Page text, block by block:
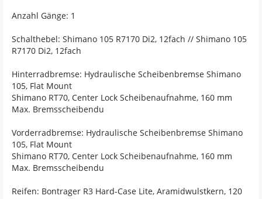
Anzahl Gänge: 1
Schalthebel: Shimano 105 R7170 Di2, 12fach // Shimano 105
R7170 Di2, 12fach
Hinterradbremse: Hydraulische Scheibenbremse Shimano
105, Flat Mount
Shimano RT70, Center Lock Scheibenaufnahme, 160 mm
Max. Bremsscheibendu
Vorderradbremse: Hydraulische Scheibenbremse Shimano
105, Flat Mount
Shimano RT70, Center Lock Scheibenaufnahme, 160 mm
Max. Bremsscheibendu
Reifen: Bontrager R3 Hard-Case Lite, Aramidwulstkern, 120